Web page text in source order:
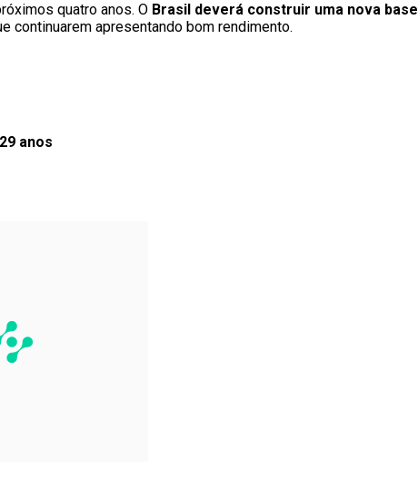
quatro anos. O Brasil deverá construir uma nova base
continuarem apresentando bom rendimento.
29 anos